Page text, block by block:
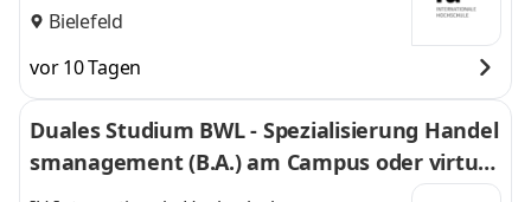
Bielefeld
vor 10 Tagen
Duales Studium BWL - Spezialisierung Handel
smanagement (B.A.) am Campus oder virtuel
l